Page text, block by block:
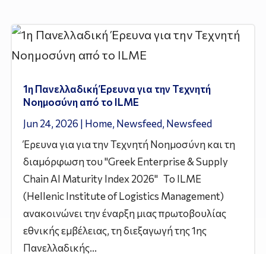
1η Πανελλαδική Έρευνα για την Τεχνητή
Νοημοσύνη από το ILME
Jun 24, 2026 | Home, Newsfeed, Newsfeed
Έρευνα για για την Τεχνητή Νοημοσύνη και τη
διαμόρφωση του "Greek Enterprise & Supply
Chain AI Maturity Index 2026" Το ILME
(Hellenic Institute of Logistics Management)
ανακοινώνει την έναρξη μιας πρωτοβουλίας
εθνικής εμβέλειας, τη διεξαγωγή της 1ης
Πανελλαδικής...